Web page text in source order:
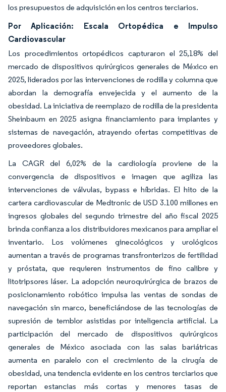
los presupuestos de adquisición en los centros terciarios.
Por Aplicación: Escala Ortopédica e Impulso
Cardiovascular
Los procedimientos ortopédicos capturaron el 25,18% del
mercado de dispositivos quirúrgicos generales de México en
2025, liderados por las intervenciones de rodilla y columna que
abordan la demografía envejecida y el aumento de la
obesidad. La iniciativa de reemplazo de rodilla de la presidenta
Sheinbaum en 2025 asigna financiamiento para implantes y
sistemas de navegación, atrayendo ofertas competitivas de
proveedores globales.
La CAGR del 6,02% de la cardiología proviene de la
convergencia de dispositivos e imagen que agiliza las
intervenciones de válvulas, bypass e híbridas. El hito de la
cartera cardiovascular de Medtronic de USD 3.100 millones en
ingresos globales del segundo trimestre del año fiscal 2025
brinda confianza a los distribuidores mexicanos para ampliar el
inventario. Los volúmenes ginecológicos y urológicos
aumentan a través de programas transfronterizos de fertilidad
y próstata, que requieren instrumentos de fino calibre y
litotripsores láser. La adopción neuroquirúrgica de brazos de
posicionamiento robótico impulsa las ventas de sondas de
navegación sin marco, beneficiándose de las tecnologías de
supresión de temblor asistidas por inteligencia artificial. La
participación del mercado de dispositivos quirúrgicos
generales de México asociada con las salas bariátricas
aumenta en paralelo con el crecimiento de la cirugía de
obesidad, una tendencia evidente en los centros terciarios que
reportan estancias más cortas y menores tasas de